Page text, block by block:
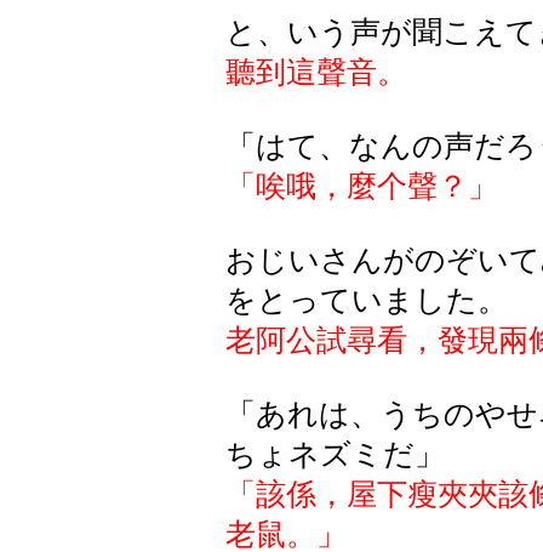
と、いう声が聞こえ
聽到這聲音。
「 はて 、 なんの声だ
「唉哦，麼个聲？」
おじいさんがのぞい
をとっていました。
老阿公試尋看，發現兩
「あれは、うちのや
ちょネズミだ」
「該係，屋下瘦夾夾該
老鼠。
」